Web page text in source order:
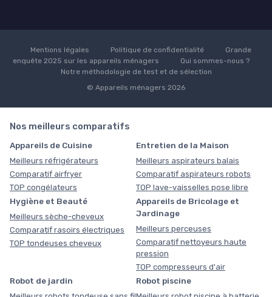
Mentions légales Politique de confidentialité
Grande
enquête 2025 sur les appareils ménagers
Qui sommes-nous ?
Notre méthodologie de test et de sélection
© Appareils ménagers 2026
Nos meilleurs comparatifs
Appareils de Cuisine
Meilleurs réfrigérateurs
Comparatif airfryer
TOP congélateurs
Entretien de la Maison
Meilleurs aspirateurs balais
Comparatif aspirateurs robots
TOP lave-vaisselles pose libre
Hygiène et Beauté
Meilleurs sèche-cheveux
Comparatif rasoirs électriques
TOP tondeuses cheveux
Appareils de Bricolage et
Jardinage
Meilleurs perceuses
Comparatif nettoyeurs haute
pression
TOP compresseurs d'air
Robot de jardin Robot piscine